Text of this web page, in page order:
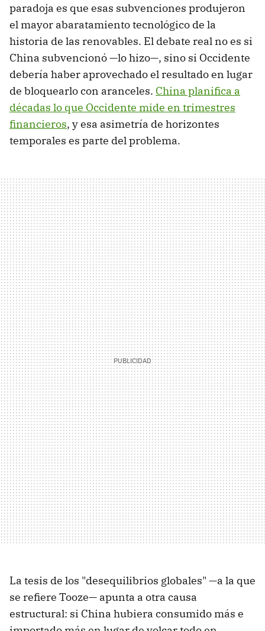
paradoja es que esas subvenciones produjeron
el mayor abaratamiento tecnológico de la
historia de las renovables. El debate real no es si
China subvencionó —lo hizo—, sino si Occidente
debería haber aprovechado el resultado en lugar
de bloquearlo con aranceles. China planifica a
décadas lo que Occidente mide en trimestres
financieros, y esa asimetría de horizontes
temporales es parte del problema.
La tesis de los "desequilibrios globales" —a la que
se refiere Tooze— apunta a otra causa
estructural: si China hubiera consumido más e